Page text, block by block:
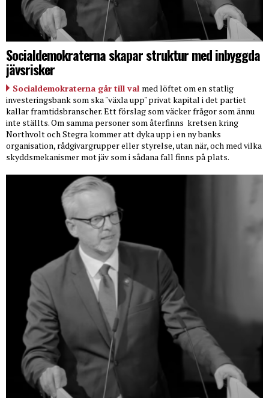
Socialdemokraterna skapar struktur med inbyggda
jävsrisker
Socialdemokraterna går till val med löftet om en statlig
investeringsbank som ska "växla upp" privat kapital i det partiet
kallar framtidsbranscher. Ett förslag som väcker frågor som ännu
inte ställts. Om samma personer som återfinns kretsen kring
Northvolt och Stegra kommer att dyka upp i en ny banks
organisation, rådgivargrupper eller styrelse, utan när, och med vilka
skyddsmekanismer mot jäv som i sådana fall finns på plats.